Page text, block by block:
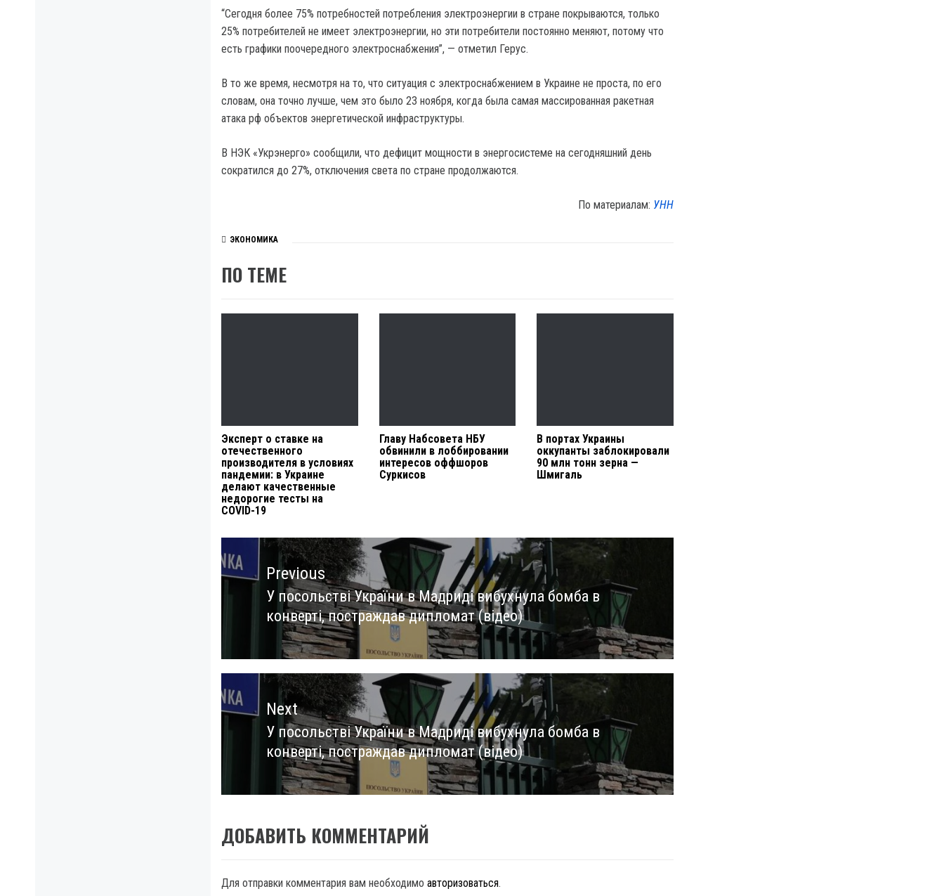
“Сегодня более 75% потребностей потребления электроэнергии в стране покрываются, только
25% потребителей не имеет электроэнергии, но эти потребители постоянно меняют, потому что
есть графики поочередного электроснабжения”, — отметил Герус.
В то же время, несмотря на то, что ситуация с электроснабжением в Украине не проста, по его
словам, она точно лучше, чем это было 23 ноября, когда была самая массированная ракетная
атака рф объектов энергетической инфраструктуры.
В НЭК «Укрэнерго» сообщили, что дефицит мощности в энергосистеме на сегодняшний день
сократился до 27%, отключения света по стране продолжаются.
По материалам: УНН
ЭКОНОМИКА
ПО ТЕМЕ
Эксперт о ставке на
отечественного
производителя в условиях
пандемии: в Украине
делают качественные
недорогие тесты на
COVID-19
Главу Набсовета НБУ
обвинили в лоббировании
интересов оффшоров
Суркисов
В портах Украины
оккупанты заблокировали
90 млн тонн зерна —
Шмигаль
Навигация
по
записямPrevious
Previous
post:
У посольстві України в Мадриді вибухнула бомба в
конверті, постраждав дипломат (відео)
Next
Next
post:
У посольстві України в Мадриді вибухнула бомба в
конверті, постраждав дипломат (відео)
ДОБАВИТЬ КОММЕНТАРИЙ
Для отправки комментария вам необходимо авторизоваться.